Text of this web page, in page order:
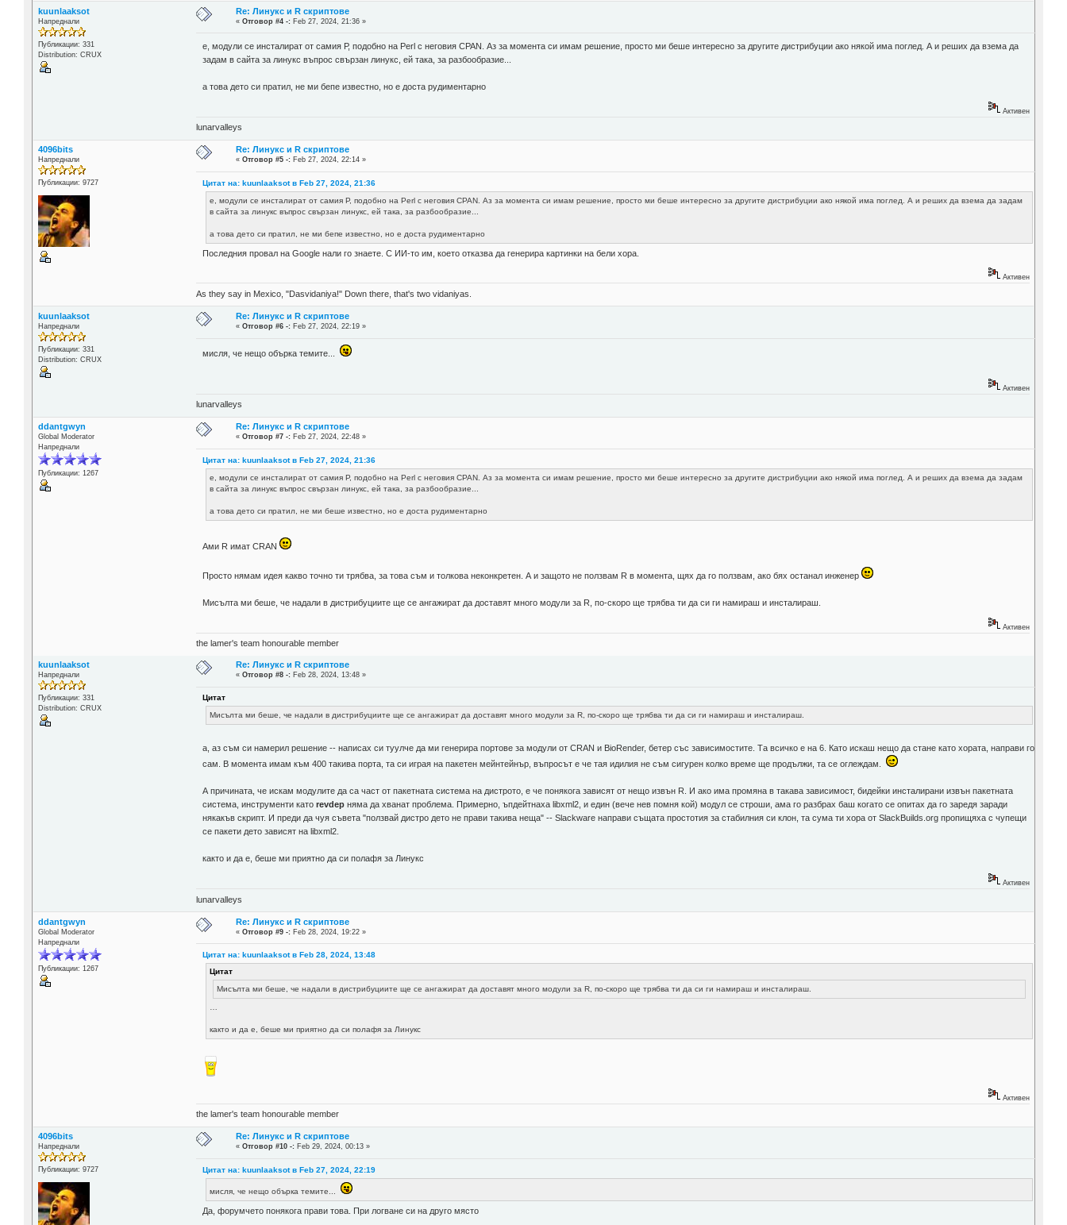
kuunlaaksot
Напреднали
Публикации: 331
Distribution: CRUX
Re: Линукс и R скриптове
«Отговор #4 -: Feb 27, 2024, 21:36 »
е, модули се инсталират от самия Р, подобно на Perl с неговия CPAN. Аз за момента си имам решение, просто ми беше интересно за другите дистрибуции ако някой има поглед. А и реших да взема да
задам в сайта за линукс въпрос свързан линукс, ей така, за разбообразие...
а това дето си пратил, не ми бепе известно, но е доста рудиментарно
Активен
lunarvalleys
4096bits
Напреднали
Публикации: 9727
Re: Линукс и R скриптове
«Отговор #5 -: Feb 27, 2024, 22:14 »
Цитат на: kuunlaaksot в Feb 27, 2024, 21:36
е, модули се инсталират от самия Р, подобно на Perl с неговия CPAN. Аз за момента си имам решение, просто ми беше интересно за другите дистрибуции ако някой има поглед. А и реших да взема да задам
в сайта за линукс въпрос свързан линукс, ей така, за разбообразие...
а това дето си пратил, не ми бепе известно, но е доста рудиментарно
Последния провал на Google нали го знаете. С ИИ-то им, което отказва да генерира картинки на бели хора.
Активен
As they say in Mexico, "Dasvidaniya!" Down there, that's two vidaniyas.
kuunlaaksot
Напреднали
Публикации: 331
Distribution: CRUX
Re: Линукс и R скриптове
«Отговор #6 -: Feb 27, 2024, 22:19 »
мисля, че нещо обърка темите...
Активен
lunarvalleys
ddantgwyn
Global Moderator
Напреднали
Публикации: 1267
Re: Линукс и R скриптове
«Отговор #7 -: Feb 27, 2024, 22:48 »
Цитат на: kuunlaaksot в Feb 27, 2024, 21:36
е, модули се инсталират от самия Р, подобно на Perl с неговия CPAN. Аз за момента си имам решение, просто ми беше интересно за другите дистрибуции ако някой има поглед. А и реших да взема да задам
в сайта за линукс въпрос свързан линукс, ей така, за разбообразие...
а това дето си пратил, не ми беше известно, но е доста рудиментарно
Ами R имат CRAN
Просто нямам идея какво точно ти трябва, за това съм и толкова неконкретен. А и защото не ползвам R в момента, щях да го ползвам, ако бях останал инженер
Мисълта ми беше, че надали в дистрибуциите ще се ангажират да доставят много модули за R, по-скоро ще трябва ти да си ги намираш и инсталираш.
Активен
the lamer's team honourable member
kuunlaaksot
Напреднали
Публикации: 331
Distribution: CRUX
Re: Линукс и R скриптове
«Отговор #8 -: Feb 28, 2024, 13:48 »
Цитат
Мисълта ми беше, че надали в дистрибуциите ще се ангажират да доставят много модули за R, по-скоро ще трябва ти да си ги намираш и инсталираш.
а, аз съм си намерил решение -- написах си туулче да ми генерира портове за модули от CRAN и BioRender, бетер със зависимостите. Та всичко е на 6. Като искаш нещо да стане като хората, направи го
сам. В момента имам към 400 такива порта, та си играя на пакетен мейнтейнър, въпросът е че тая идилия не съм сигурен колко време ще продължи, та се оглеждам.
А причината, че искам модулите да са част от пакетната система на дистрото, е че понякога зависят от нещо извън R. И ако има промяна в такава зависимост, бидейки инсталирани извън пакетната
система, инструменти катоrevdep няма да хванат проблема. Примерно, ъпдейтнаха libxml2, и един (вече нев помня кой) модул се строши, ама го разбрах баш когато се опитах да го заредя заради
някакъв скрипт. И преди да чуя съвета "ползвай дистро дето не прави такива неща" -- Slackware направи същата простотия за стабилния си клон, та сума ти хора от SlackBuilds.org пропищяха с чупещи
се пакети дето зависят на libxml2.
както и да е, беше ми приятно да си полафя за Линукс
Активен
lunarvalleys
ddantgwyn
Global Moderator
Напреднали
Публикации: 1267
Re: Линукс и R скриптове
«Отговор #9 -: Feb 28, 2024, 19:22 »
Цитат на: kuunlaaksot в Feb 28, 2024, 13:48
Цитат
Мисълта ми беше, че надали в дистрибуциите ще се ангажират да доставят много модули за R, по-скоро ще трябва ти да си ги намираш и инсталираш.
както и да е, беше ми приятно да си полафя за Линукс
Активен
the lamer's team honourable member
4096bits
Напреднали
Публикации: 9727
Re: Линукс и R скриптове
«Отговор #10 -: Feb 29, 2024, 00:13 »
Цитат на: kuunlaaksot в Feb 27, 2024, 22:19
мисля, че нещо обърка темите...
Да, форумчето понякога прави това. При логване си на друго място